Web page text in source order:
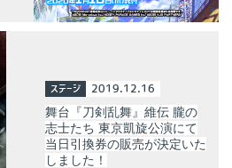
ステージ 2019.12.16
舞台『刀剣乱舞』維伝 朧の
志士たち 東京凱旋公演にて
当日引換券の販売が決定いた
しました！